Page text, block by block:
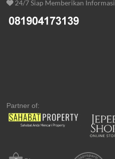
24/7 Siap Memberikan Informasi
Partner of: